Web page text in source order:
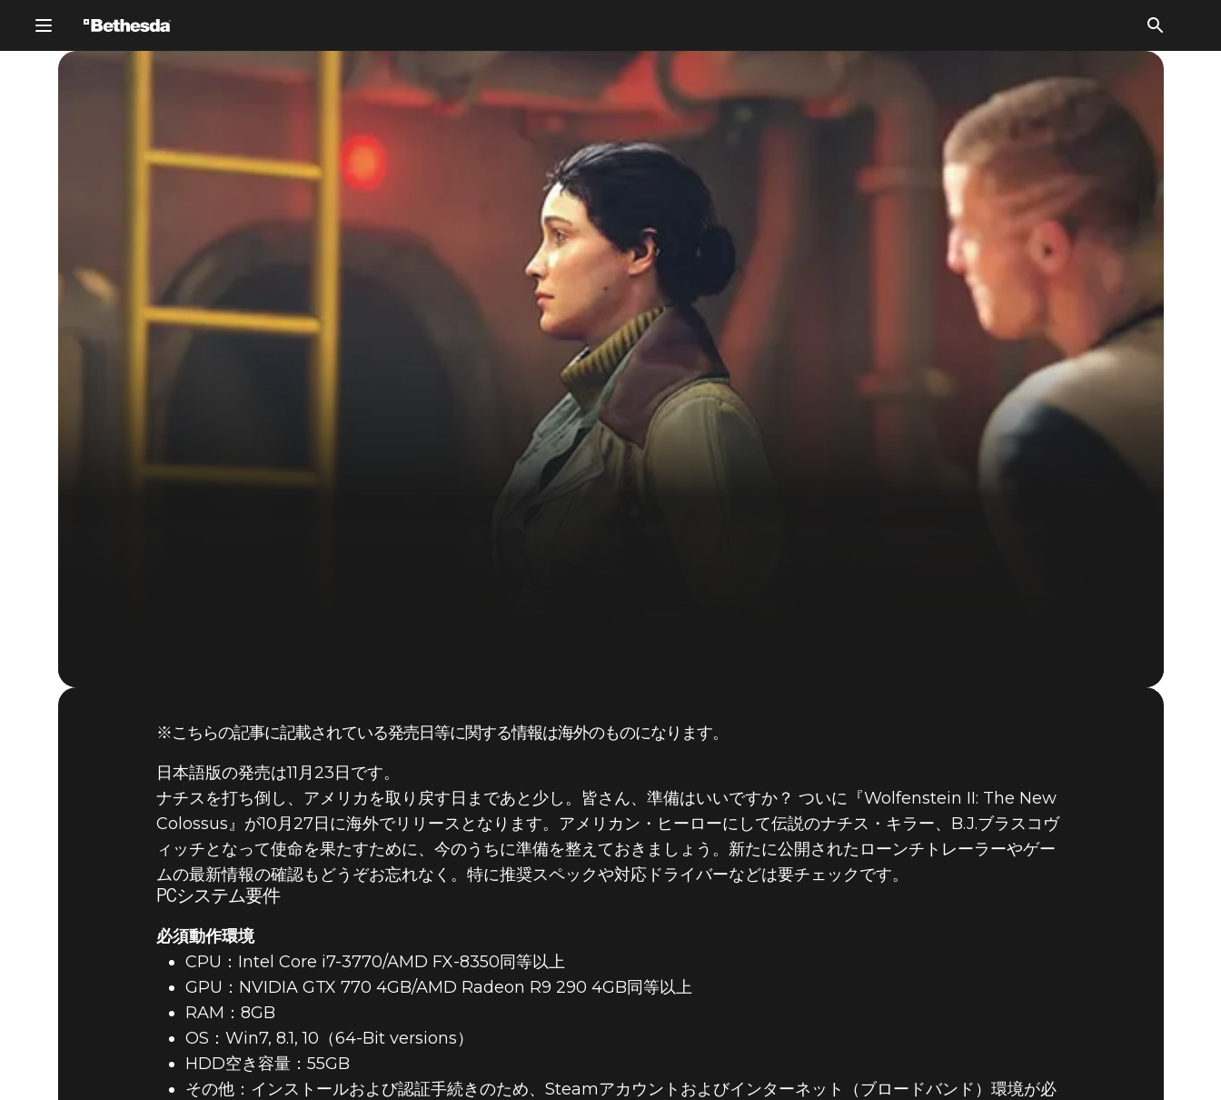
※こちらの記事に記載されている発売日等に関する情報は海外のものになります。
日本語版の発売は11月23日です。
ナチスを打ち倒し、アメリカを取り戻す日まであと少し。皆さん、準備はいいですか？ ついに『Wolfenstein II: The New
Colossus』が10月27日に海外でリリースとなります。アメリカン・ヒーローにして伝説のナチス・キラー、B.J.ブラスコヴ
ィッチとなって使命を果たすために、今のうちに準備を整えておきましょう。新たに公開されたローンチトレーラーやゲー
ムの最新情報の確認もどうぞお忘れなく。特に推奨スペックや対応ドライバーなどは要チェックです。
PCシステム要件
必須動作環境
CPU：Intel Core i7-3770/AMD FX-8350同等以上
GPU：NVIDIA GTX 770 4GB/AMD Radeon R9 290 4GB同等以上
RAM：8GB
OS：Win7, 8.1, 10（64-Bit versions）
HDD空き容量：55GB
その他：インストールおよび認証手続きのため、Steamアカウントおよびインターネット（ブロードバンド）環境が必